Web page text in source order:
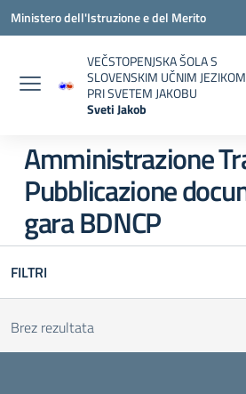
Vai ai contenuti
Vai al menu di navigazione
Vai al footer
Ministero dell'Istruzione e del Merito
VEČSTOPENJSKA ŠOLA S
SLOVENSKIM UČNIM JEZIKOM
PRI SVETEM JAKOBU
Sveti Jakob
Amministrazione
Pubblicazione
gara BDNCP
FILTRI
Brez rezultata